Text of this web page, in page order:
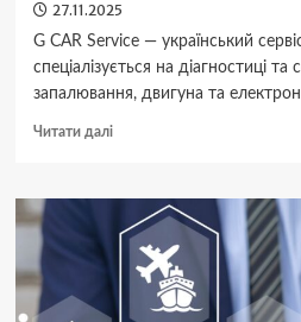
27.11.2025
G CAR Service — український
спеціалізується на діагностиці та
запалювання, двигуна та
Читати даліДокладніше
заміни
свічок
запалювання
інформація